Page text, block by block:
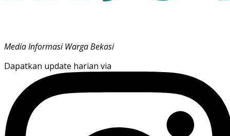
Media Informasi Warga Bekasi
Dapatkan update harian via